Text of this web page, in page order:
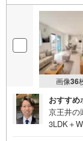
画像36
おすすめ
京王井の
3LDK＋